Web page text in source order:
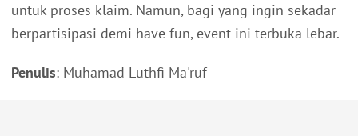
untuk proses klaim. Namun, bagi yang ingin sekadar
berpartisipasi demi have fun, event ini terbuka lebar.
Penulis: Muhamad Luthfi Ma'ruf